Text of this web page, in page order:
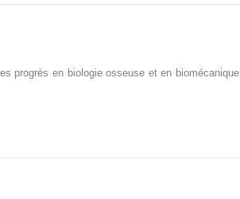
progrès en biologie osseuse et en biomécanique